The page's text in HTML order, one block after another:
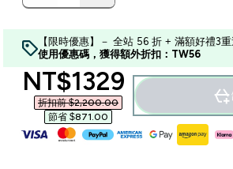
【限時優惠】－ 全站 56 折 + 滿額好禮3
使用優惠碼，獲得額外折扣：TW56
discounted price
NT$1329‎
折扣前 $2,200.00‎
節省 $871.00‎